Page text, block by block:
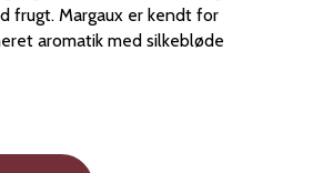
er kendt for
aromatik med silkebløde